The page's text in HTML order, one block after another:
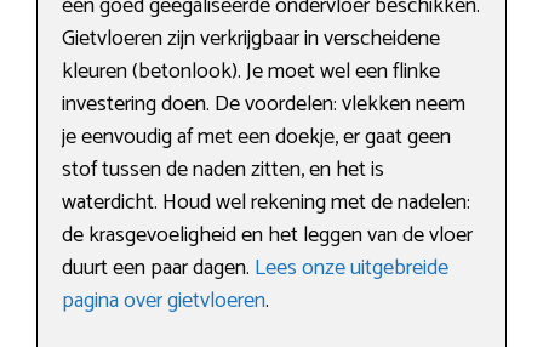
Gietvloeren zijn verkrijgbaar in verscheidene
kleuren (betonlook). Je moet wel een flinke
investering doen. De voordelen: vlekken neem
je eenvoudig af met een doekje, er gaat geen
stof tussen de naden zitten, en het is
waterdicht. Houd wel rekening met de nadelen:
de krasgevoeligheid en het leggen van de vloer
duurt een paar dagen. Lees onze uitgebreide
pagina over gietvloeren.